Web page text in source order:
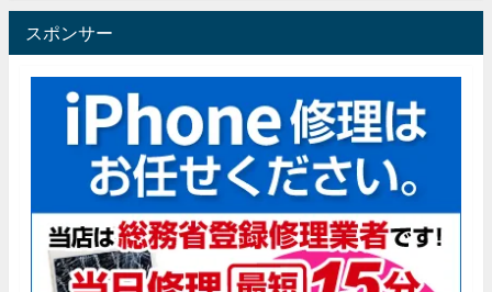
スポンサー